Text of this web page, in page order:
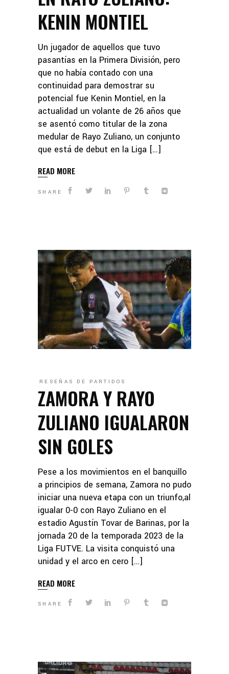
KENIN MONTIEL
Un jugador de aquellos que tuvo
pasantías en la Primera División, pero
que no había contado con una
continuidad para demostrar su
potencial fue Kenin Montiel, en la
actualidad un volante de 26 años que
se asentó como titular de la zona
medular de Rayo Zuliano, un conjunto
que está de debut en la Liga […]
READ MORE
SHARE
RESEÑAS DE PARTIDOS
ZAMORA Y RAYO
ZULIANO IGUALARON
SIN GOLES
Pese a los movimientos en el banquillo
a principios de semana, Zamora no pudo
iniciar una nueva etapa con un triunfo,al
igualar 0-0 con Rayo Zuliano en el
estadio Agustín Tovar de Barinas, por la
jornada 20 de la temporada 2023 de la
Liga FUTVE. La visita conquistó una
unidad y el arco en cero […]
READ MORE
SHARE